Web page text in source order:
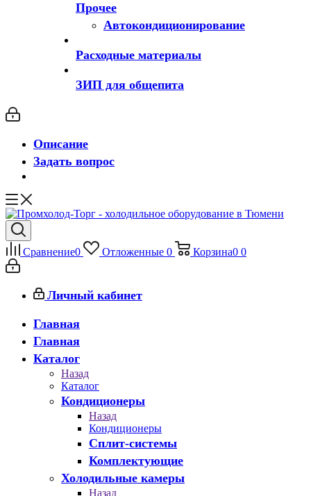
Прочее
Автокондиционирование
Расходные материалы
ЗИП для общепита
Описание
Задать вопрос
Сравнение0 Отложенные 0 Корзина0 0
Личный кабинет
Главная
Главная
Каталог
Назад
Каталог
Кондиционеры
Назад
Кондиционеры
Сплит-системы
Комплектующие
Холодильные камеры
Назад